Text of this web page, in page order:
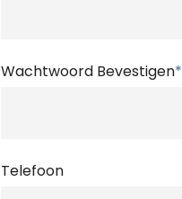
Wachtwoord Bevestigen*
Telefoon